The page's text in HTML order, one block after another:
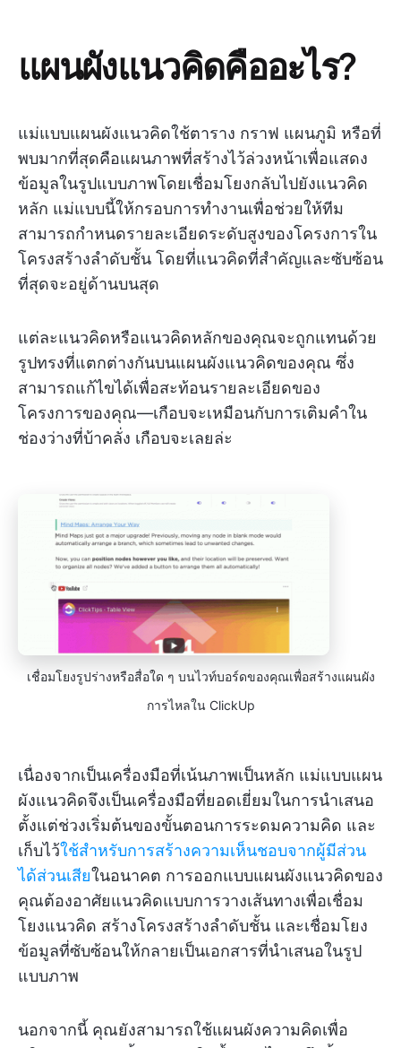
แผนผังแนวคิดคืออะไร?
แม่แบบแผนผังแนวคิดใช้ตาราง กราฟ แผนภูมิ หรือที่
พบมากที่สุดคือแผนภาพที่สร้างไว้ล่วงหน้าเพื่อแสดง
ข้อมูลในรูปแบบภาพโดยเชื่อมโยงกลับไปยังแนวคิด
หลัก แม่แบบนี้ให้กรอบการทำงานเพื่อช่วยให้ทีม
สามารถกำหนดรายละเอียดระดับสูงของโครงการใน
โครงสร้างลำดับชั้น โดยที่แนวคิดที่สำคัญและซับซ้อน
ที่สุดจะอยู่ด้านบนสุด
แต่ละแนวคิดหรือแนวคิดหลักของคุณจะถูกแทนด้วย
รูปทรงที่แตกต่างกันบนแผนผังแนวคิดของคุณ ซึ่ง
สามารถแก้ไขได้เพื่อสะท้อนรายละเอียดของ
โครงการของคุณ—เกือบจะเหมือนกับการเติมคำใน
ช่องว่างที่บ้าคลั่ง เกือบจะเลยล่ะ
เชื่อมโยงรูปร่างหรือสื่อใด ๆ บนไวท์บอร์ดของคุณเพื่อสร้างแผนผัง
การไหลใน ClickUp
เนื่องจากเป็นเครื่องมือที่เน้นภาพเป็นหลัก แม่แบบแผน
ผังแนวคิดจึงเป็นเครื่องมือที่ยอดเยี่ยมในการนำเสนอ
ตั้งแต่ช่วงเริ่มต้นของขั้นตอนการระดมความคิด และ
เก็บไว้ใช้สำหรับการสร้างความเห็นชอบจากผู้มีส่วน
ได้ส่วนเสียในอนาคต การออกแบบแผนผังแนวคิดของ
คุณต้องอาศัยแนวคิดแบบการวางเส้นทางเพื่อเชื่อม
โยงแนวคิด สร้างโครงสร้างลำดับชั้น และเชื่อมโยง
ข้อมูลที่ซับซ้อนให้กลายเป็นเอกสารที่นำเสนอในรูป
แบบภาพ
นอกจากนี้ คุณยังสามารถใช้แผนผังความคิดเพื่อ